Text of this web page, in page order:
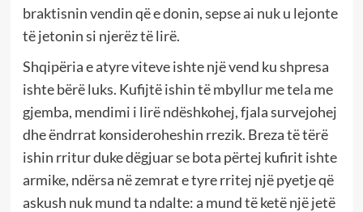
braktisnin vendin që e donin, sepse ai nuk u lejonte
të jetonin si njerëz të lirë.
Shqipëria e atyre viteve ishte një vend ku shpresa
ishte bërë luks. Kufijtë ishin të mbyllur me tela me
gjemba, mendimi i lirë ndëshkohej, fjala survejohej
dhe ëndrrat konsideroheshin rrezik. Breza të tërë
ishin rritur duke dëgjuar se bota përtej kufirit ishte
armike, ndërsa në zemrat e tyre rritej një pyetje që
askush nuk mund ta ndalte: a mund të ketë një jetë